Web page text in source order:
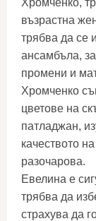
Хромченко,
възрастна
трябва да се
ансамбъла,
промени и
Хромченко
цветове на
патладжан,
качеството
разочарова.
Евелина е
трябва да
страхува да